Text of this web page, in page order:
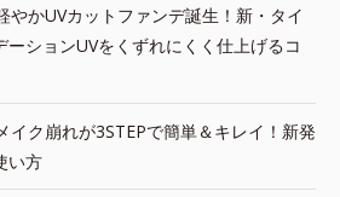
やかUVカットファンデ誕生！新・タイ
ーションUVをくずれにくく仕上げるコ
イク崩れが3STEPで簡単＆キレイ！新発
い方